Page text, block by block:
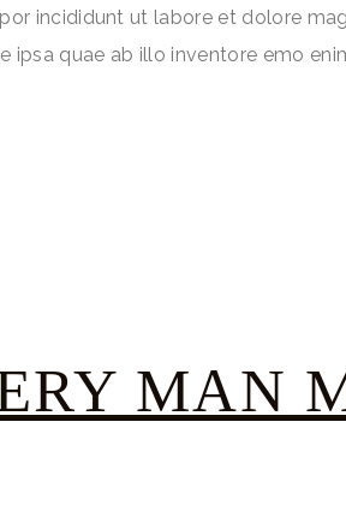
incididunt ut labore et dolore
quae ab illo inventore emo
MAN